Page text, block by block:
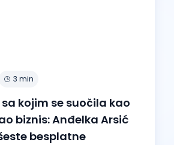
3 min
kojim se suočila kao
biznis: Anđelka Arsić
besplatne